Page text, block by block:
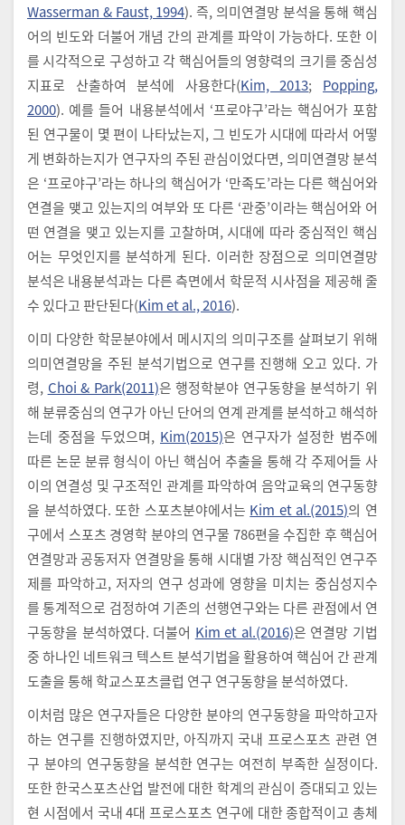
Wasserman & Faust, 1994). 즉, 의미연결망 분석을 통해 핵심
어의 빈도와 더불어 개념 간의 관계를 파악이 가능하다. 또한 이
를 시각적으로 구성하고 각 핵심어들의 영향력의 크기를 중심성
지표로 산출하여 분석에 사용한다(Kim, 2013; Popping,
2000). 예를 들어 내용분석에서 ‘프로야구’라는 핵심어가 포함
된 연구물이 몇 편이 나타났는지, 그 빈도가 시대에 따라서 어떻
게 변화하는지가 연구자의 주된 관심이었다면, 의미연결망 분석
은 ‘프로야구’라는 하나의 핵심어가 ‘만족도’라는 다른 핵심어와
연결을 맺고 있는지의 여부와 또 다른 ‘관중’이라는 핵심어와 어
떤 연결을 맺고 있는지를 고찰하며, 시대에 따라 중심적인 핵심
어는 무엇인지를 분석하게 된다. 이러한 장점으로 의미연결망
분석은 내용분석과는 다른 측면에서 학문적 시사점을 제공해 줄
수 있다고 판단된다(Kim et al., 2016).
이미 다양한 학문분야에서 메시지의 의미구조를 살펴보기 위해
의미연결망을 주된 분석기법으로 연구를 진행해 오고 있다. 가
령, Choi & Park(2011)은 행정학분야 연구동향을 분석하기 위
해 분류중심의 연구가 아닌 단어의 연계 관계를 분석하고 해석하
는데 중점을 두었으며, Kim(2015)은 연구자가 설정한 범주에
따른 논문 분류 형식이 아닌 핵심어 추출을 통해 각 주제어들 사
이의 연결성 및 구조적인 관계를 파악하여 음악교육의 연구동향
을 분석하였다. 또한 스포츠분야에서는 Kim et al.(2015)의 연
구에서 스포츠 경영학 분야의 연구물 786편을 수집한 후 핵심어
연결망과 공동저자 연결망을 통해 시대별 가장 핵심적인 연구주
제를 파악하고, 저자의 연구 성과에 영향을 미치는 중심성지수
를 통계적으로 검정하여 기존의 선행연구와는 다른 관점에서 연
구동향을 분석하였다. 더불어 Kim et al.(2016)은 연결망 기법
중 하나인 네트워크 텍스트 분석기법을 활용하여 핵심어 간 관계
도출을 통해 학교스포츠클럽 연구 연구동향을 분석하였다.
이처럼 많은 연구자들은 다양한 분야의 연구동향을 파악하고자
하는 연구를 진행하였지만, 아직까지 국내 프로스포츠 관련 연
구 분야의 연구동향을 분석한 연구는 여전히 부족한 실정이다.
또한 한국스포츠산업 발전에 대한 학계의 관심이 증대되고 있는
현 시점에서 국내 4대 프로스포츠 연구에 대한 종합적이고 총체